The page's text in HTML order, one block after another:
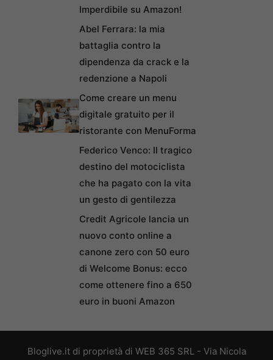
Imperdibile su Amazon!
Abel Ferrara: la mia
battaglia contro la
dipendenza da crack e la
redenzione a Napoli
Come creare un menu
digitale gratuito per il
ristorante con MenuForma
Federico Venco: Il tragico
destino del motociclista
che ha pagato con la vita
un gesto di gentilezza
Credit Agricole lancia un
nuovo conto online a
canone zero con 50 euro
di Welcome Bonus: ecco
come ottenere fino a 650
euro in buoni Amazon
Bloglive.it di proprietà di WEB 365 SRL - Via Nicola